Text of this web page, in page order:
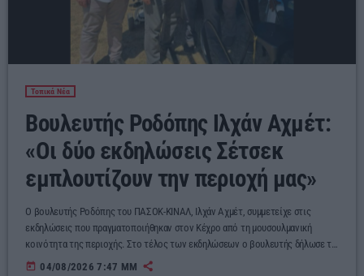
Τοπικά Νέα
Βουλευτής Ροδόπης Ιλχάν Αχμέτ:
«Οι δύο εκδηλώσεις Σέτσεκ
εμπλουτίζουν την περιοχή μας»
Ο βουλευτής Ροδόπης του ΠΑΣΟΚ-ΚΙΝΑΛ, Ιλχάν Αχμέτ, συμμετείχε στις
εκδηλώσεις που πραγματοποιήθηκαν στον Κέχρο από τη μουσουλμανική
κοινότητα της περιοχής. Στο τέλος των εκδηλώσεων ο βουλευτής δήλωσε τα
εξής με ανάρτησή του στο διαδίκτυο: “Συμμετείχα στους παραδοσιακούς
today 04/08/2026 7:47 ΜΜ